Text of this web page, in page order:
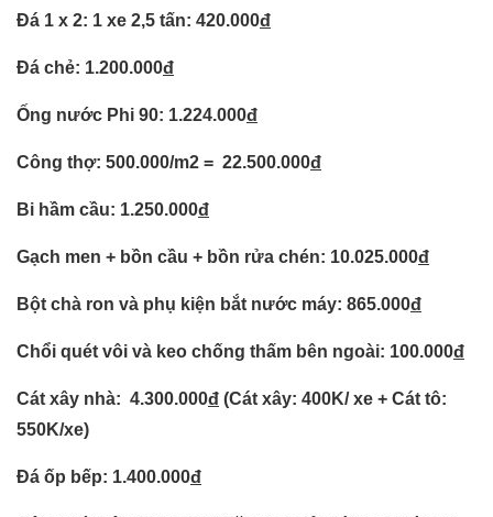
Đá 1 x 2: 1 xe 2,5 tấn: 420.000đ
Đá chẻ: 1.200.000đ
Ống nước Phi 90: 1.224.000đ
Công thợ: 500.000/m2 = 22.500.000đ
Bi hầm cầu: 1.250.000đ
Gạch men + bồn cầu + bồn rửa chén: 10.025.000đ
Bột chà ron và phụ kiện bắt nước máy: 865.000đ
Chổi quét vôi và keo chống thấm bên ngoài: 100.000đ
Cát xây nhà: 4.300.000đ (Cát xây: 400K/ xe + Cát tô:
550K/xe)
Đá ốp bếp: 1.400.000đ